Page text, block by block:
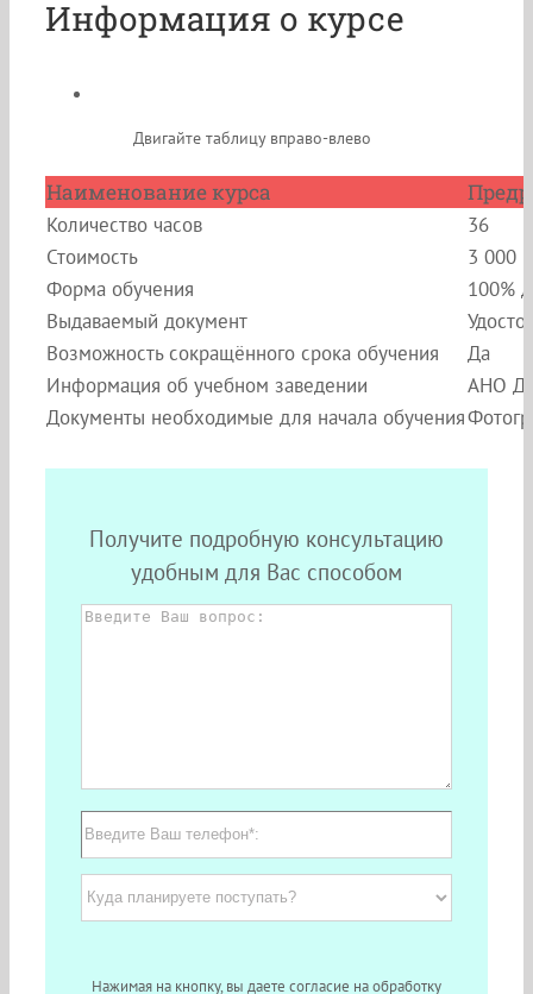
Информация о курсе
Двигайте таблицу вправо-влево
Наименование курса
Количество часов
36
Стоимость
3 000
Форма обучения
100%
Выдаваемый документ
Возможность сокращённого срока обучения
Да
Информация об учебном заведении
АНО
Документы необходимые для начала обучения
Получите подробную консультацию
удобным для Вас способом
Нажимая на кнопку, вы даете согласие на обработку